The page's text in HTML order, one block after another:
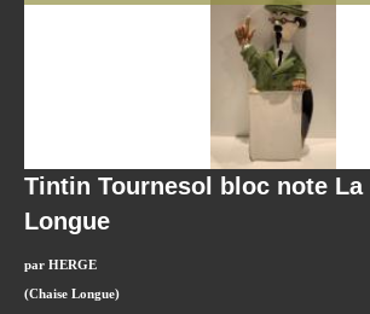
Tintin Tournesol bloc note La
Longue
par HERGE
(Chaise Longue)